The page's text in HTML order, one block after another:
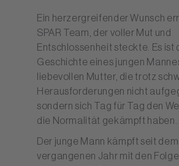
Ein herzergreifender Wunsch
SPAR Team, der voller Mut und
Entschlossenheit steckte. Es ist
Geschichte eines jungen
liebevollen Mutter, die trotz
Herausforderungen nicht
sondern sich Tag für Tag den
die Normalität gekämpft haben.
Der junge Mann kämpft seit dem
vergangenen Jahr mit den